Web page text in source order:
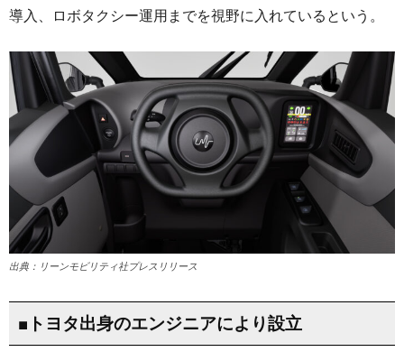
導入、ロボタクシー運用までを視野に入れているという。
出典：リーンモビリティ社プレスリリース
■トヨタ出身のエンジニアにより設立